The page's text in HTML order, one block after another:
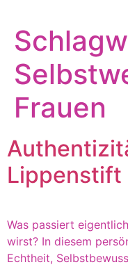
Frauen
Lippenstift
Was passiert
wirst? In diesem
Echtheit,